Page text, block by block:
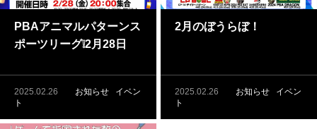
PBAアニマルパターンス
ポーツリーグ❕2月28日
2025.02.26 お知らせ
イベン
ト
2月のぼうらぼ！
2025.02.26 お知らせ
イベン
ト